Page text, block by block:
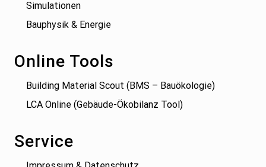
Simulationen
Bauphysik & Energie
Online Tools
Building Material Scout (BMS – Bauökologie)
LCA Online (Gebäude-Ökobilanz Tool)
Service